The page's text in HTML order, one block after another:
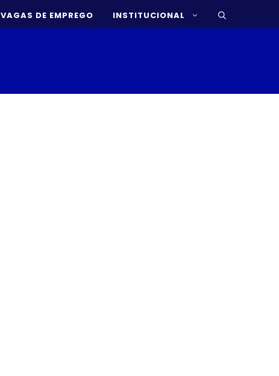
VAGAS DE EMPREGO INSTITUCIONAL